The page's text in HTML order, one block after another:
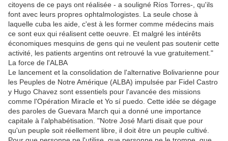
citoyens de ce pays ont réalisée - a souligné Ríos Torres-, qu'ils
font avec leurs propres ophtalmologistes. La seule chose à
laquelle cuba les aide, c'est à les former comme médecins mais
ce sont eux qui réalisent cette oeuvre. Et malgré les intérêts
économiques mesquins de gens qui ne veulent pas soutenir cette
activité, les patients argentins ont retrouvé la vue gratuitement."
La force de l'ALBA
Le lancement et la consolidation de l'alternative Bolivarienne pour
les Peuples de Notre Amérique (ALBA) impulsée par Fidel Castro
y Hugo Chavez sont essentiels pour l'avancée des missions
comme l'Opération Miracle et Yo sí puedo. Cette idée se dégage
des paroles de Guevara March qui a donné une importance
capitale à l'alphabétisation. "Notre José Marti disait que pour
qu'un peuple soit réellement libre, il doit être un peuple cultivé.